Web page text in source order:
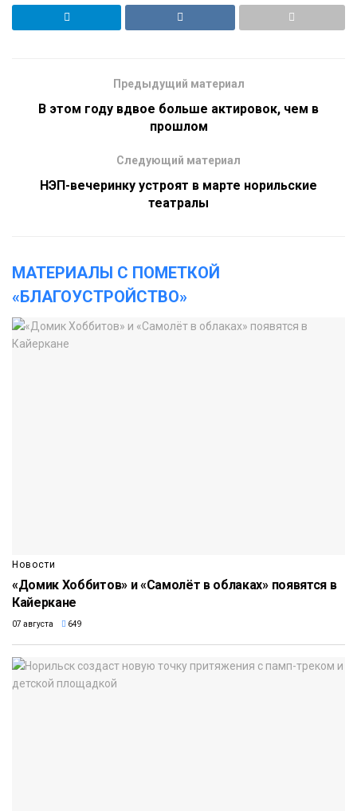
Предыдущий материал
В этом году вдвое больше актировок, чем в
прошлом
Следующий материал
НЭП-вечеринку устроят в марте норильские
театралы
МАТЕРИАЛЫ С ПОМЕТКОЙ
«БЛАГОУСТРОЙСТВО»
Новости
«Домик Хоббитов» и «Самолёт в облаках» появятся в
Кайеркане
07 августа 649